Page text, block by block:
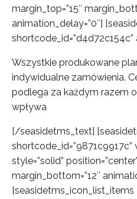
margin_top=”15″
animation_delay=”0″]
shortcode_id=”d4d72c154c”
Wszystkie produkowane
indywidualne zamówienia.
podlega za każdym razem
wpływa
[/seasidetms_text]
shortcode_id=”9871c9917c”
style=”solid”
margin_bottom=”12″
[seasidetms_icon_list_items